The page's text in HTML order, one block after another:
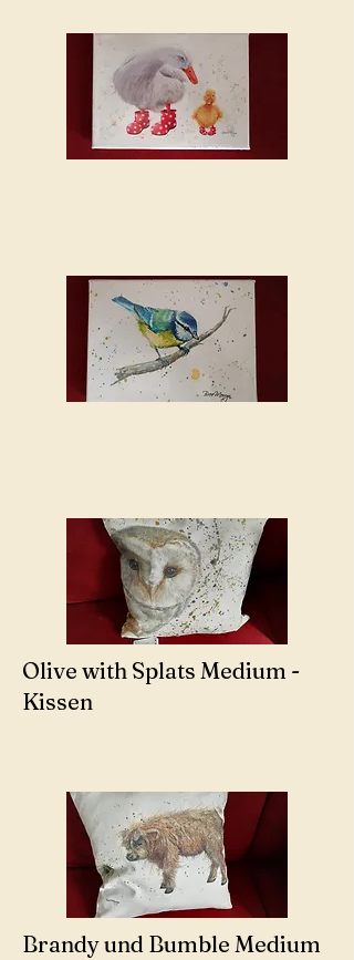
Olive with Splats Medium -
Kissen
Brandy und Bumble Medium